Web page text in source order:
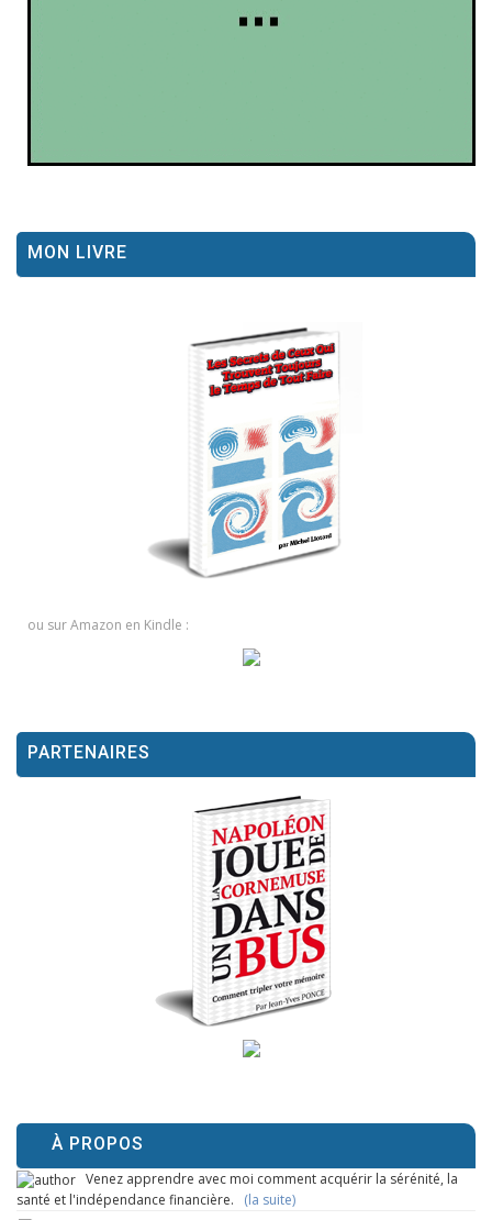
MON LIVRE
ou sur Amazon en Kindle :
PARTENAIRES
À PROPOS
Venez apprendre avec moi comment acquérir la sérénité, la
santé et l'indépendance financière. (la suite)